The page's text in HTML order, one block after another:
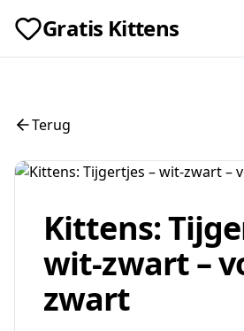
Gratis Kittens
Terug
Kittens:
wit-zwart –
zwart